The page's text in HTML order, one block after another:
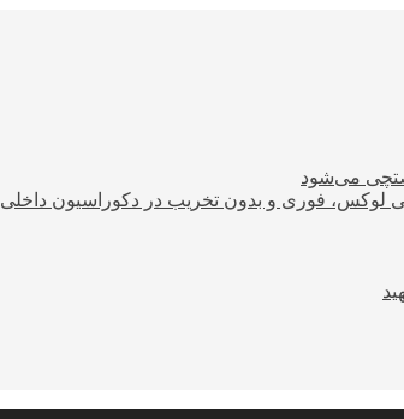
می‌شود
لوکس، فوری و بدون تخریب در دکوراسیون داخلی